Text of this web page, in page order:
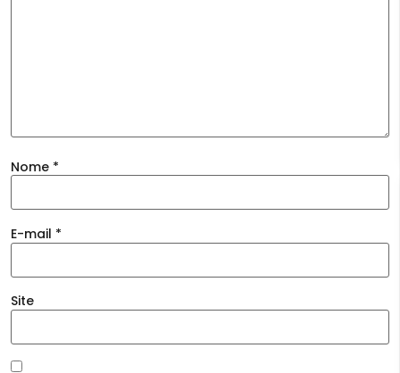
Nome *
E-mail *
Site